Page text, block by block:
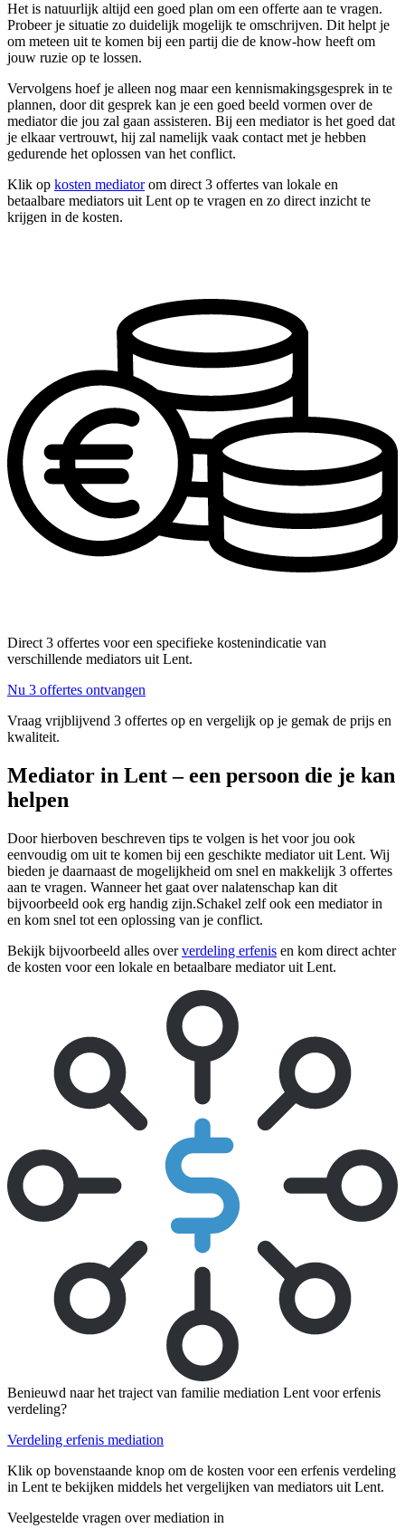
Het is natuurlijk altijd een goed plan om een offerte aan te vragen.
Probeer je situatie zo duidelijk mogelijk te omschrijven. Dit helpt je
om meteen uit te komen bij een partij die de know-how heeft om
jouw ruzie op te lossen.
Vervolgens hoef je alleen nog maar een kennismakingsgesprek in te
plannen, door dit gesprek kan je een goed beeld vormen over de
mediator die jou zal gaan assisteren. Bij een mediator is het goed dat
je elkaar vertrouwt, hij zal namelijk vaak contact met je hebben
gedurende het oplossen van het conflict.
Klik op kosten mediatorom direct 3 offertes van lokale en
betaalbare mediators uit Lent op te vragen en zo direct inzicht te
krijgen in de kosten.
Direct 3 offertes voor een specifieke kostenindicatie van
verschillende mediators uit Lent.
Nu 3 offertes ontvangen
Vraag vrijblijvend 3 offertes op en vergelijk op je gemak de prijs en
kwaliteit.
Mediator in Lent – een persoon die je kan
helpen
Door hierboven beschreven tips te volgen is het voor jou ook
eenvoudig om uit te komen bij een geschikte mediator uit Lent. Wij
bieden je daarnaast de mogelijkheid om snel en makkelijk 3 offertes
aan te vragen. Wanneer het gaat over nalatenschap kan dit
bijvoorbeeld ook erg handig zijn.Schakel zelf ook een mediator in
en kom snel tot een oplossing van je conflict.
Bekijk bijvoorbeeld alles oververdeling erfenis en kom direct achter
de kosten voor een lokale en betaalbare mediator uit Lent.
Benieuwd naar het traject van familie mediation Lent voor erfenis
verdeling?
Verdeling erfenis mediation
Klik op bovenstaande knop om de kosten voor een erfenis verdeling
in Lent te bekijken middels het vergelijken van mediators uit Lent.
Veelgestelde vragen over mediation in